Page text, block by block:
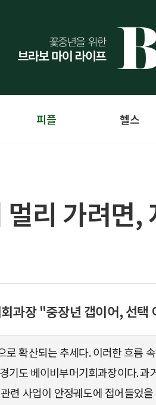
피플 헬스
리 가려면,
과장 "중장년 갭이어, 선택
로 확산되는 추세다. 이러한 흐름
기도 베이비부머기회과장이다.
련 사업이 안정궤도에 접어들었